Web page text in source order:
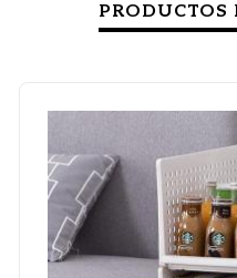
PRODUCTOS